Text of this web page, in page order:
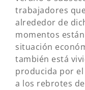
trabajadores
alrededor de
momentos
situación
también está
producida por
a los rebrotes